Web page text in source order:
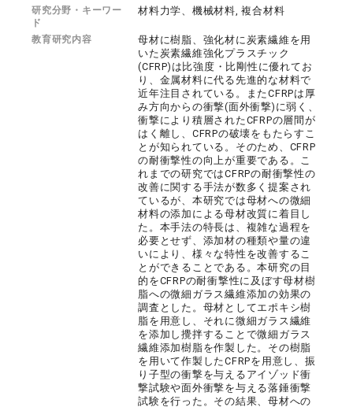
研究分野・キーワー
ド
材料力学、機械材料, 複合材料
教育研究内容
母材に樹脂、強化材に炭素繊維を用
いた炭素繊維強化プラスチック
(CFRP)は比強度・比剛性に優れてお
り、金属材料に代る先進的な材料で
近年注目されている。またCFRPは厚
み方向からの衝撃(面外衝撃)に弱く、
衝撃により積層されたCFRPの層間が
はく離し、CFRPの破壊をもたらすこ
とが知られている。そのため、CFRP
の耐衝撃性の向上が重要である。こ
れまでの研究ではCFRPの耐衝撃性の
改善に関する手法が数多く提案され
ているが、本研究では母材への微細
材料の添加による母材改質に着目し
た。本手法の特長は、複雑な過程を
必要とせず、添加材の種類や量の違
いにより、様々な特性を改善するこ
とができることである。本研究の目
的をCFRPの耐衝撃性に及ぼす母材樹
脂への微細ガラス繊維添加の効果の
調査とした。母材としてエポキシ樹
脂を用意し、それに微細ガラス繊維
を添加し攪拌することで微細ガラス
繊維添加樹脂を作製した。その樹脂
を用いて作製したCFRPを用意し、振
り子型の衝撃を与えるアイゾッド衝
撃試験や面外衝撃を与える落錘衝撃
試験を行った。その結果、母材への